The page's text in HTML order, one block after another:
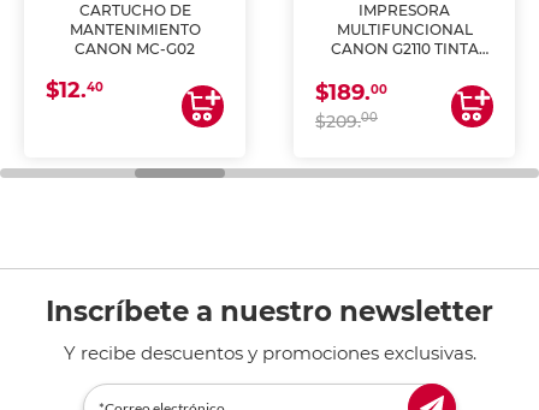
CARTUCHO DE
MANTENIMIENTO
CANON MC-G02
$12.40
IMPRESORA
MULTIFUNCIONAL
CANON G2110 TINTA
$189.00
$209.00
Inscríbete a nuestro newsletter
Y recibe descuentos y promociones exclusivas.